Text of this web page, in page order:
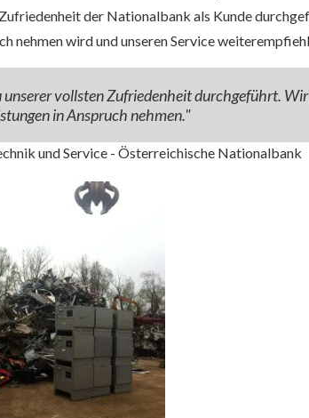
der Nationalbank als Kunde
nehmen wird und unseren Service
vollsten Zufriedenheit durchgeführt.
in Anspruch nehmen."
und Service - Österreichische Nationalbank